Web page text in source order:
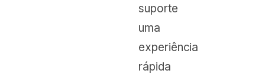
suporte
uma
experiência
rápida